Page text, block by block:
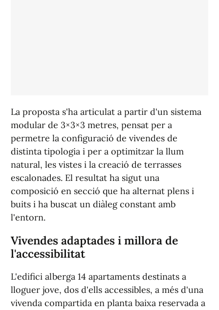
La proposta s'ha articulat a partir d'un sistema
modular de 3×3×3 metres, pensat per a
permetre la configuració de vivendes de
distinta tipologia i per a optimitzar la llum
natural, les vistes i la creació de terrasses
escalonades. El resultat ha sigut una
composició en secció que ha alternat plens i
buits i ha buscat un diàleg constant amb
l'entorn.
Vivendes adaptades i millora de
l'accessibilitat
L'edifici alberga 14 apartaments destinats a
lloguer jove, dos d'ells accessibles, a més d'una
vivenda compartida en planta baixa reservada a